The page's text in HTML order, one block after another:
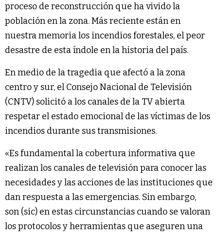
proceso de reconstrucción que ha vivido la
población en la zona. Más reciente están en
nuestra memoria los incendios forestales, el peor
desastre de esta índole en la historia del país.
En medio de la tragedia que afectó a la zona
centro y sur, el Consejo Nacional de Televisión
(CNTV) solicitó a los canales de la TV abierta
respetar el estado emocional de las víctimas de los
incendios durante sus transmisiones.
«Es fundamental la cobertura informativa que
realizan los canales de televisión para conocer las
necesidades y las acciones de las instituciones que
dan respuesta a las emergencias. Sin embargo,
son (sic) en estas circunstancias cuando se valoran
los protocolos y herramientas que aseguren una